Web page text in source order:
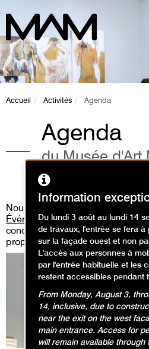
Accueil Activités Agenda
Agenda
du Musée d'Art
Paris
Nous vous invitons aussi à
Événements» où vous pourrez
concert live, workshop,
proposons.
Expositions
Information
Du lundi 3 août au lundi 14
de travaux, l'entrée se fera
sur la façade ouest et non
L'accès aux personnes à
par l'entrée habituelle et les
restent accessibles pendant
From Monday, August 3,
14, inclusive, due to
near the exit on the west
main entrance. Access for
will remain available